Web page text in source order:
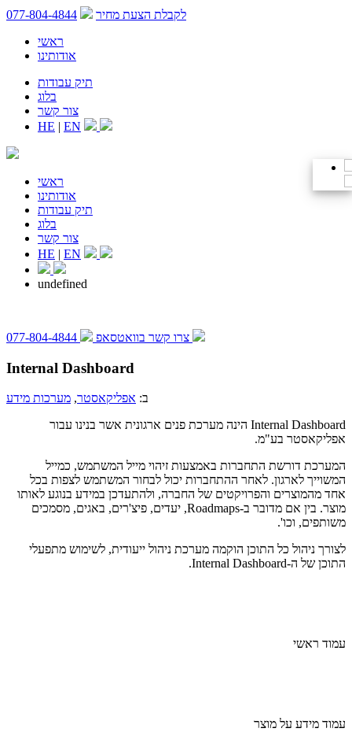
לקבלת הצעת מחיר
077-804-4844
ראשי
אודותינו
תיק עבודות
בלוג
צור קשר
HE | EN
ראשי
אודותינו
תיק עבודות
בלוג
צור קשר
HE | EN
undefined
צרו קשר בוואטסאפ 077-804-4844
Internal Dashboard
ב: אפליקאסטר, מערכות מידע
Internal Dashboard הינה מערכת פנים ארגונית אשר בנינו עבור
אפליקאסטר בע"מ.
המערכת דורשת התחברות באמצעות זיהוי מייל המשתמש, כמייל
המשוייך לארגון. לאחר ההתחברות יכול לבחור המשתמש לצפות בכל
אחד מהמוצרים והפרויקטים של החברה, ולהתעדכן במידע בנוגע לאותו
מוצר. בין אם מדובר ב-Roadmaps, יעדים, פיצ'רים, באגים, מסמכים
משותפים, וכו'.
לצורך ניהול כל התוכן הוקמה מערכת ניהול ייעודית, לשימוש מתפעלי
התוכן של ה-Internal Dashboard.
עמוד ראשי
עמוד מידע על מוצר